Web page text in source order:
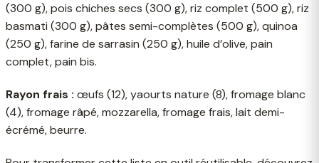
(300 g), pois chiches secs (300 g), riz complet (500 g), riz
basmati (300 g), pâtes semi-complètes (500 g), quinoa
(250 g), farine de sarrasin (250 g), huile d’olive, pain
complet, pain bis.
Rayon frais : œufs (12), yaourts nature (8), fromage blanc
(4), fromage râpé, mozzarella, fromage frais, lait demi-
écrémé, beurre.